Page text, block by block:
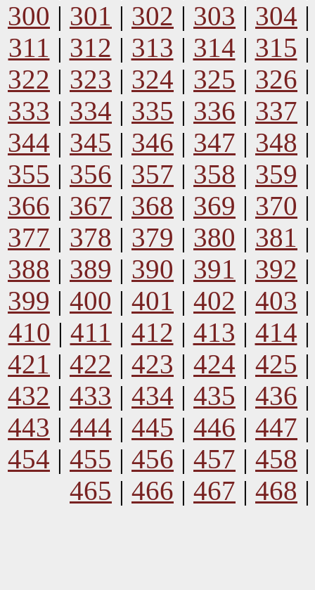
300 | 301 | 302 | 303 | 304
311 | 312 | 313 | 314 | 315
322 | 323 | 324 | 325 | 326
333 | 334 | 335 | 336 | 337
344 | 345 | 346 | 347 | 348
355 | 356 | 357 | 358 | 359
366 | 367 | 368 | 369 | 370
377 | 378 | 379 | 380 | 381
388 | 389 | 390 | 391 | 392
399 | 400 | 401 | 402 | 403
410 | 411 | 412 | 413 | 414
421 | 422 | 423 | 424 | 425
432 | 433 | 434 | 435 | 436
443 | 444 | 445 | 446 | 447
454 | 455 | 456 | 457 | 458
465 | 466 | 467 | 468